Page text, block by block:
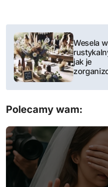
N
w
i
g
a
c
Wesela
jak je
Polecamy wam: